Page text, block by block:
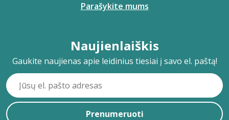
Parašykite mums
Naujienlaiškis
Gaukite naujienas apie leidinius tiesiai į savo el. paštą!
Prenumeruoti